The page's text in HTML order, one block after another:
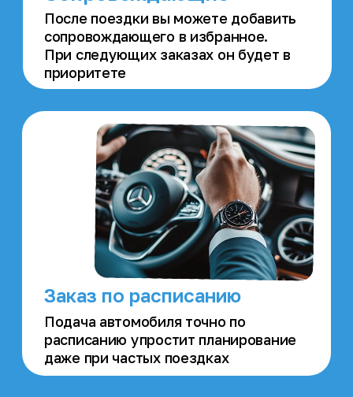
игровые элементы в приложение, делая
взаимодействие с ним увлекательным, а
профиль пользователя — уникальным
Награды и
Интеграция с Алисой
Поддержка голосовых команд через
Алису: совершение заказов и
отслеживание местоположения